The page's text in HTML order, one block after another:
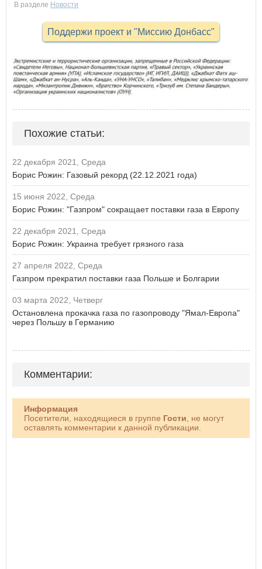
В разделе Новости
Поддержи проект и "Миссию Донбасс"
Похожие статьи:
22 декабря 2021, Среда
Борис Рожин: Газовый рекорд (22.12.2021 года)
15 июня 2022, Среда
Борис Рожин: "Газпром" сокращает поставки газа в Европу
22 декабря 2021, Среда
Борис Рожин: Украина требует грязного газа
27 апреля 2022, Среда
Газпром прекратил поставки газа Польше и Болгарии
03 марта 2022, Четверг
Остановлена прокачка газа по газопроводу "Ямал-Европа"
через Польшу в Германию
Комментарии:
Информация
Посетители, находящиеся в группе Гости, не могут
оставлять комментарии к данной публикации.